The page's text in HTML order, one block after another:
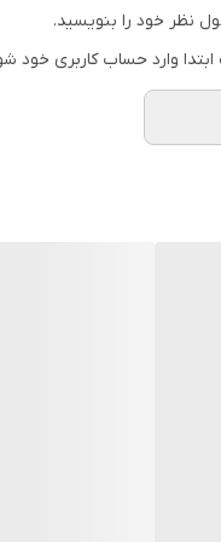
نظر خود را بنویسید.
وارد حساب کاربری خود